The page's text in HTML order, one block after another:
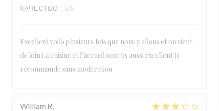
КАЧЕСТВО : 5/5
Excellent voilà plusieurs fois que nous y allons et on vient
de loin La cuisine et l’accueil sont tjs aussi excellent Je
recommande sans modération
William R